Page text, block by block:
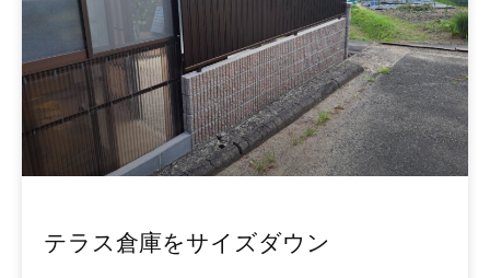
テラス倉庫をサイズダウン